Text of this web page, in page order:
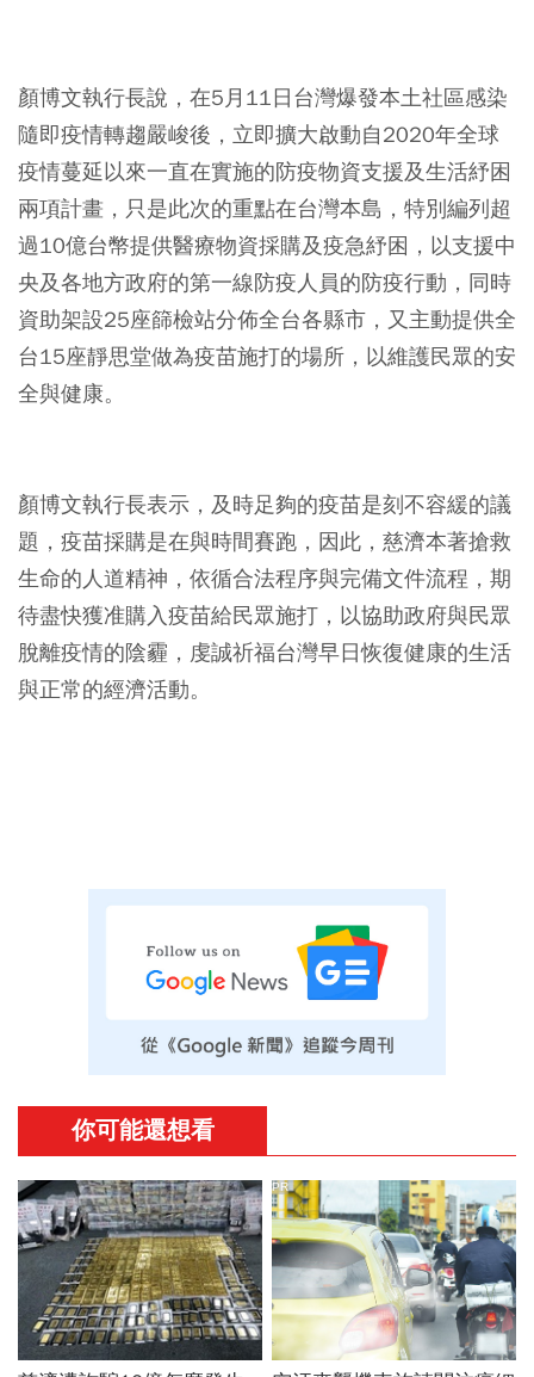
顏博文執行長說，在5月11日台灣爆發本土社區感染
隨即疫情轉趨嚴峻後，立即擴大啟動自2020年全球
疫情蔓延以來一直在實施的防疫物資支援及生活紓困
兩項計畫，只是此次的重點在台灣本島，特別編列超
過10億台幣提供醫療物資採購及疫急紓困，以支援中
央及各地方政府的第一線防疫人員的防疫行動，同時
資助架設25座篩檢站分佈全台各縣市，又主動提供全
台15座靜思堂做為疫苗施打的場所，以維護民眾的安
全與健康。
顏博文執行長表示，及時足夠的疫苗是刻不容緩的議
題，疫苗採購是在與時間賽跑，因此，慈濟本著搶救
生命的人道精神，依循合法程序與完備文件流程，期
待盡快獲准購入疫苗給民眾施打，以協助政府與民眾
脫離疫情的陰霾，虔誠祈福台灣早日恢復健康的生活
與正常的經濟活動。